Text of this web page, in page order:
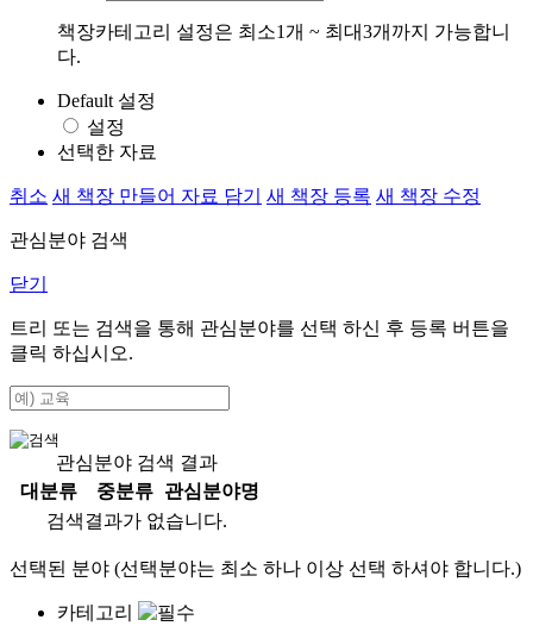
책장카테고리 설정은 최소1개 ~ 최대3개까지 가능합니
다.
Default 설정
설정
선택한 자료
취소 새 책장 만들어 자료 담기 새 책장 등록 새 책장 수정
관심분야 검색
닫기
트리 또는 검색을 통해 관심분야를 선택 하신 후 등록 버튼을
클릭 하십시오.
관심분야 검색 결과
대분류
중분류
관심분야명
검색결과가 없습니다.
선택된 분야 (선택분야는 최소 하나 이상 선택 하셔야 합니다.)
카테고리